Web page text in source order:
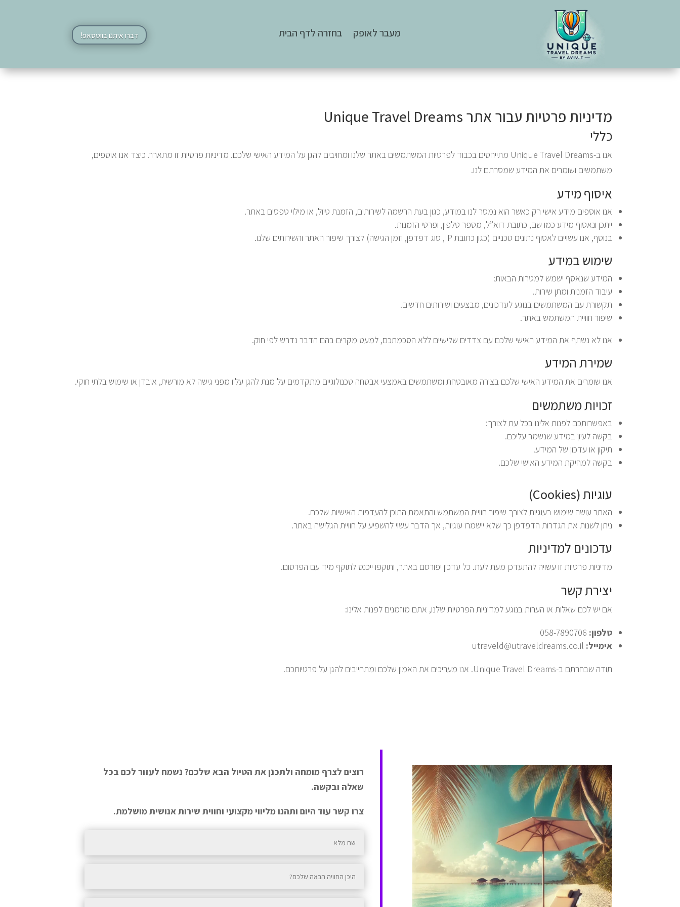
דברו איתנו בווטסאפ! מעבר לאופק בחזרה לדף הבית
מדיניות פרטיות עבור אתר Unique Travel Dreams
כללי
אנו ב-Unique Travel Dreams מתייחסים בכבוד לפרטיות המשתמשים באתר שלנו ומחויבים להגן על המידע האישי שלכם. מדיניות פרטיות זו מתארת כיצד אנו אוספים,
משתמשים ושומרים את המידע שמסרתם לנו.
איסוף מידע
אנו אוספים מידע אישי רק כאשר הוא נמסר לנו במודע, כגון בעת הרשמה לשירותים, הזמנת טיול, או מילוי טפסים באתר.
ייתכן ונאסוף מידע כמו שם, כתובת דוא”ל, מספר טלפון, ופרטי הזמנות.
בנוסף, אנו עשויים לאסוף נתונים טכניים (כגון כתובת IP, סוג דפדפן, וזמן הגישה) לצורך שיפור האתר והשירותים שלנו.
שימוש במידע
המידע שנאסף ישמש למטרות הבאות:
עיבוד הזמנות ומתן שירות.
תקשורת עם המשתמשים בנוגע לעדכונים, מבצעים ושירותים חדשים.
שיפור חוויית המשתמש באתר.
אנו לא נשתף את המידע האישי שלכם עם צדדים שלישיים ללא הסכמתכם, למעט מקרים בהם הדבר נדרש לפי חוק.
שמירת המידע
אנו שומרים את המידע האישי שלכם בצורה מאובטחת ומשתמשים באמצעי אבטחה טכנולוגיים מתקדמים על מנת להגן עליו מפני גישה לא מורשית, אובדן או שימוש בלתי חוקי.
זכויות משתמשים
באפשרותכם לפנות אלינו בכל עת לצורך:
בקשה לעיון במידע שנשמר עליכם.
תיקון או עדכון של המידע.
בקשה למחיקת המידע האישי שלכם.
עוגיות (Cookies)
האתר עושה שימוש בעוגיות לצורך שיפור חוויית המשתמש והתאמת התוכן להעדפות האישיות שלכם.
ניתן לשנות את הגדרות הדפדפן כך שלא יישמרו עוגיות, אך הדבר עשוי להשפיע על חוויית הגלישה באתר.
עדכונים למדיניות
מדיניות פרטיות זו עשויה להתעדכן מעת לעת. כל עדכון יפורסם באתר, ותוקפו ייכנס לתוקף מיד עם הפרסום.
יצירת קשר
אם יש לכם שאלות או הערות בנוגע למדיניות הפרטיות שלנו, אתם מוזמנים לפנות אלינו:
טלפון:
אימייל:
תודה שבחרתם ב-Unique Travel Dreams. אנו מעריכים את האמון שלכם ומתחייבים להגן על פרטיותכם.
רוצים לצרף מומחה ולתכנן את הטיול הבא שלכם? נשמח לעזור לכם בכל
שאלה ובקשה.
צרו קשר עוד היום ותהנו מליווי מקצועי וחווית שירות אנושית מושלמת.